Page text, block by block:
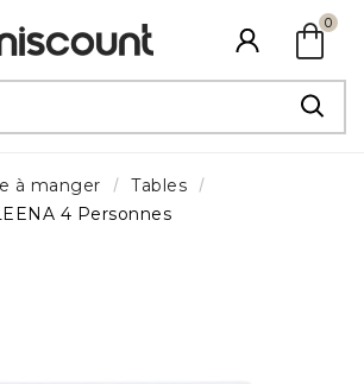
shopping_bag
0
à manger
Tables
4 Personnes